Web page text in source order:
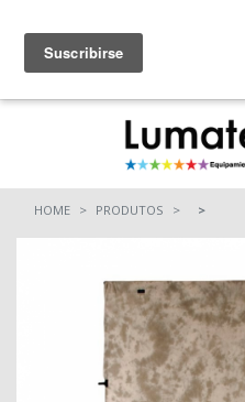
ONDE COMPRAR
HOME PRODUTOS